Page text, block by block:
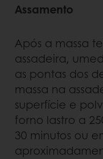
Assamento
Após a massa
assadeira,
as pontas dos
massa na
superfície e
forno lastro a
30 minutos ou